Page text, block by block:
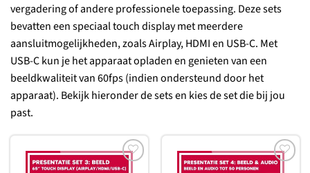
vergadering of andere professionele toepassing. Deze sets
bevatten een speciaal touch display met meerdere
aansluitmogelijkheden, zoals Airplay, HDMI en USB-C. Met
USB-C kun je het apparaat opladen en genieten van een
beeldkwaliteit van 60fps (indien ondersteund door het
apparaat). Bekijk hieronder de sets en kies de set die bij jou
past.